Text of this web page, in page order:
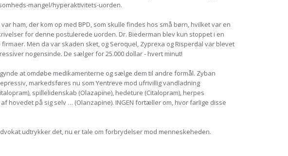
mangel/hyperaktivitets-uorden.
ham, der kom op med BPD, som skulle findes hos små børn, hvilket var en
for denne postulerede uorden. Dr. Biederman blev kun stoppet i en
Men da var skaden sket, og Seroquel, Zyprexa og Risperdal var blevet
nogensinde. De sælger for 25.000 dollar - hvert minut!
at omdøbe medikamenterne og sælge dem til andre formål. Zyban
markedsføres nu som Yentreve mod ufrivillig vandladning
spillelidenskab (Olazapine), hedeture (Citalopram), herpes
hovedet på sig selv … (Olanzapine). INGEN fortæller om, hvor farlige disse
udtrykker det, nu er tale om forbrydelser mod menneskeheden.